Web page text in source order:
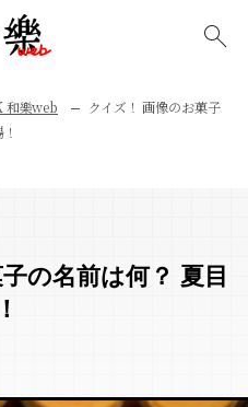
和樂web
クイズ！ 画像のお菓子
の名前は何？ 夏目